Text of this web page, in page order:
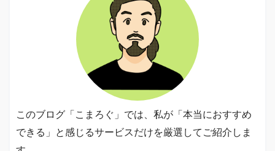
このブログ「こまろぐ」では、私が「本当におすすめ
できる」と感じるサービスだけを厳選してご紹介しま